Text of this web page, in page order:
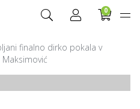
0
finalno dirko pokala v